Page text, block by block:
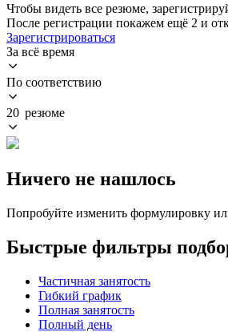
Чтобы видеть все резюме,
После регистрации покажем ещё 2 и
Зарегистрироваться
За всё время
По соответствию
20 резюме
Ничего не нашлось
Попробуйте изменить формулировку
Быстрые фильтры
Частичная занятость
Гибкий график
Полная занятость
Полный день